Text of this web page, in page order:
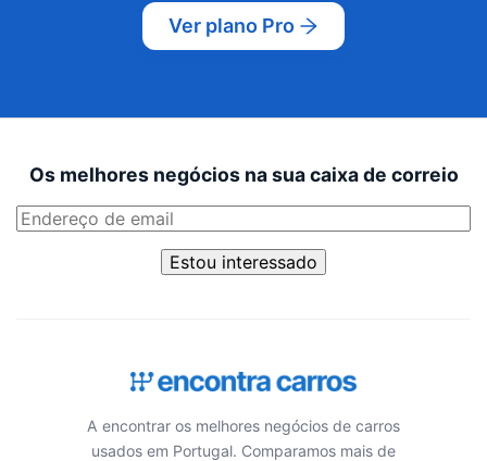
Ver plano Pro
Os melhores negócios na sua caixa de correio
Estou interessado
A encontrar os melhores negócios de carros
usados em Portugal. Comparamos mais de